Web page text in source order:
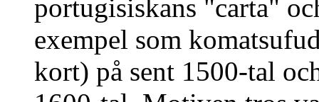
portugisiskans "carta"
exempel som
kort) på sent 1500-tal